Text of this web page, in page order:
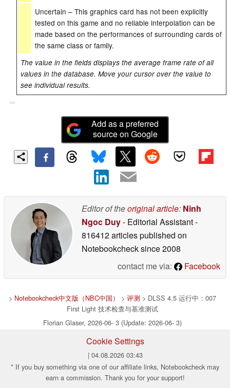
Uncertain – This graphics card has not been explicitly
tested on this game and no reliable interpolation can be
made based on the performances of surrounding cards of
the same class or family.
The value in the fields displays the average frame rate of all
values in the database. Move your cursor over the value to
see individual results.
Cns
Add as a preferred
source on Google
Editor of theoriginal article: Ninh
Ngoc Duy- Editorial Assistant-
816412 articles published on
Notebookchecksince 2008
contact me via:
Facebook
> Notebookcheck中文版（NBC中国） > 评测 > DLSS 4.5 运行中：007
First Light 技术检查与基准测试
Florian Glaser, 2026-06- 3 (Update: 2026-06- 3)
Cookie Settings
| 04.08.2026 03:43
* If you buy something via one of our affiliate links, Notebookcheck may
earn a commission. Thank you for your support!